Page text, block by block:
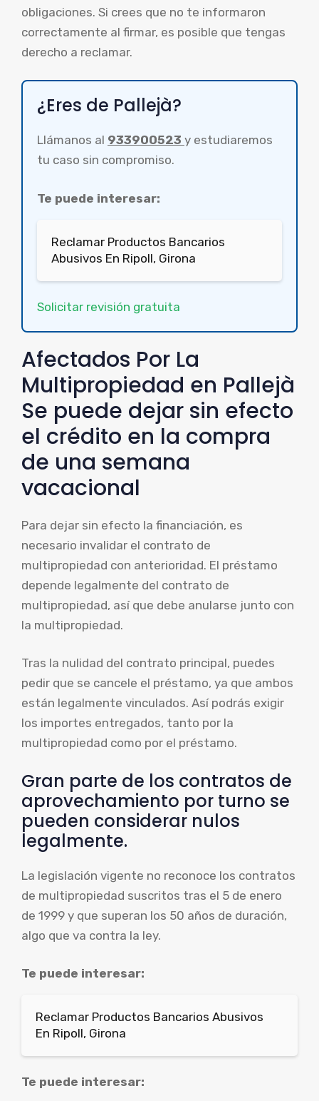
obligaciones. Si crees que no te informaron
correctamente al firmar, es posible que tengas
derecho a reclamar.
¿Eres de Pallejà?
Llámanos al 933900523 y estudiaremos
tu caso sin compromiso.
Te puede interesar:
Reclamar Productos Bancarios
Abusivos En Ripoll, Girona
Solicitar revisión gratuita
Afectados Por La
Multipropiedad en Pallejà
Se puede dejar sin efecto
el crédito en la compra
de una semana
vacacional
Para dejar sin efecto la financiación, es
necesario invalidar el contrato de
multipropiedad con anterioridad. El préstamo
depende legalmente del contrato de
multipropiedad, así que debe anularse junto con
la multipropiedad.
Tras la nulidad del contrato principal, puedes
pedir que se cancele el préstamo, ya que ambos
están legalmente vinculados. Así podrás exigir
los importes entregados, tanto por la
multipropiedad como por el préstamo.
Gran parte de los contratos de
aprovechamiento por turno se
pueden considerar nulos
legalmente.
La legislación vigente no reconoce los contratos
de multipropiedad suscritos tras el 5 de enero
de 1999 y que superan los 50 años de duración,
algo que va contra la ley.
Te puede interesar:
Reclamar Productos Bancarios Abusivos
En Ripoll, Girona
Te puede interesar: